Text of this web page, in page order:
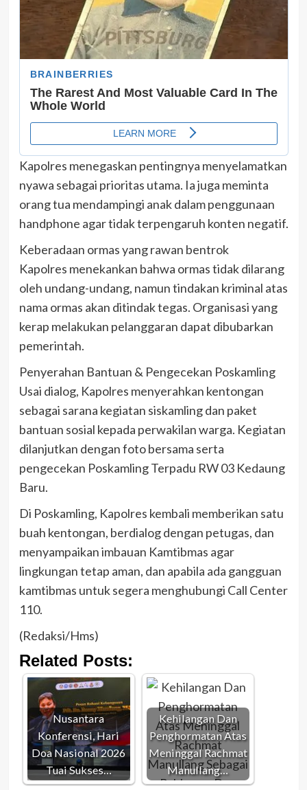
Kapolres menegaskan pentingnya menyelamatkan
nyawa sebagai prioritas utama. Ia juga meminta
orang tua mendampingi anak dalam penggunaan
handphone agar tidak terpengaruh konten negatif.
Keberadaan ormas yang rawan bentrok
Kapolres menekankan bahwa ormas tidak dilarang
oleh undang-undang, namun tindakan kriminal atas
nama ormas akan ditindak tegas. Organisasi yang
kerap melakukan pelanggaran dapat dibubarkan
pemerintah.
Penyerahan Bantuan & Pengecekan Poskamling
Usai dialog, Kapolres menyerahkan kentongan
sebagai sarana kegiatan siskamling dan paket
bantuan sosial kepada perwakilan warga. Kegiatan
dilanjutkan dengan foto bersama serta
pengecekan Poskamling Terpadu RW 03 Kedaung
Baru.
Di Poskamling, Kapolres kembali memberikan satu
buah kentongan, berdialog dengan petugas, dan
menyampaikan imbauan Kamtibmas agar
lingkungan tetap aman, dan apabila ada gangguan
kamtibmas untuk segera menghubungi Call Center
110.
(Redaksi/Hms)
Related Posts:
Nusantara
Konferensi, Hari
Doa Nasional 2026
Tuai Sukses…
Kehilangan Dan
Penghormatan Atas
Meninggal Rachmat
Manullang…